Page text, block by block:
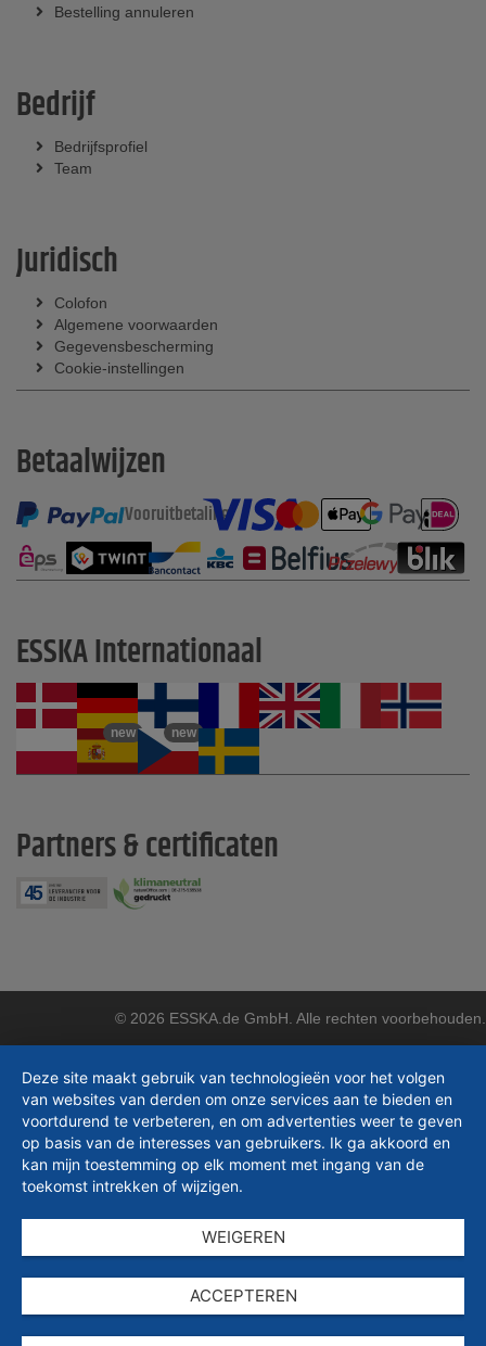
Bestelling annuleren
Bedrijf
Bedrijfsprofiel
Team
Juridisch
Colofon
Algemene voorwaarden
Gegevensbescherming
Cookie-instellingen
Betaalwijzen
Vooruitbetaling
ESSKA Internationaal
new new
Partners & certificaten
© 2026 ESSKA.de GmbH. Alle rechten voorbehouden.
Deze site maakt gebruik van technologieën voor het volgen
van websites van derden om onze services aan te bieden en
voortdurend te verbeteren, en om advertenties weer te geven
op basis van de interesses van gebruikers. Ik ga akkoord en
kan mijn toestemming op elk moment met ingang van de
toekomst intrekken of wijzigen.
WEIGEREN
ACCEPTEREN